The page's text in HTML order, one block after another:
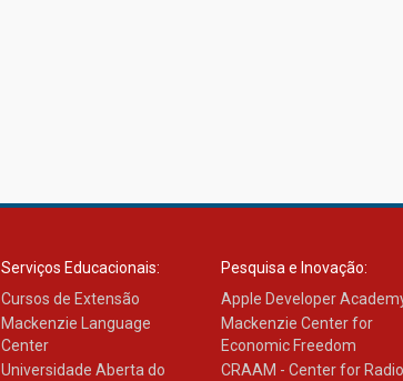
Serviços Educacionais:
Cursos de Extensão
Mackenzie Language
Center
Universidade Aberta do
Pesquisa e Inovação:
Apple Developer
Mackenzie Center for
Economic Freedom
CRAAM - Center for Radio